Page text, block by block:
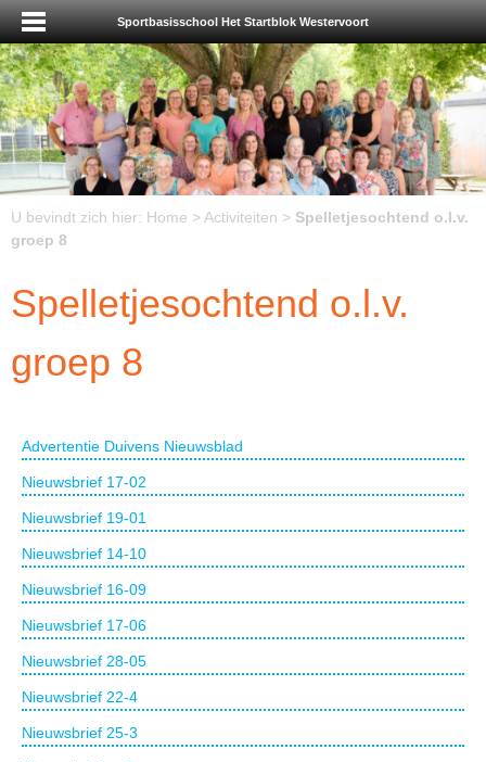
Sportbasisschool Het Startblok Westervoort
U bevindt zich hier: Home > Activiteiten > Spelletjesochtend o.l.v.
groep 8
Spelletjesochtend o.l.v.
groep 8
Advertentie Duivens Nieuwsblad
Nieuwsbrief 17-02
Nieuwsbrief 19-01
Nieuwsbrief 14-10
Nieuwsbrief 16-09
Nieuwsbrief 17-06
Nieuwsbrief 28-05
Nieuwsbrief 22-4
Nieuwsbrief 25-3